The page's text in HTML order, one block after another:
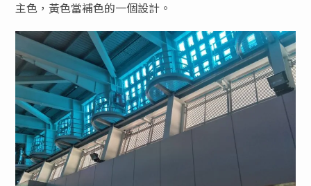
主色，黃色當補色的一個設計。